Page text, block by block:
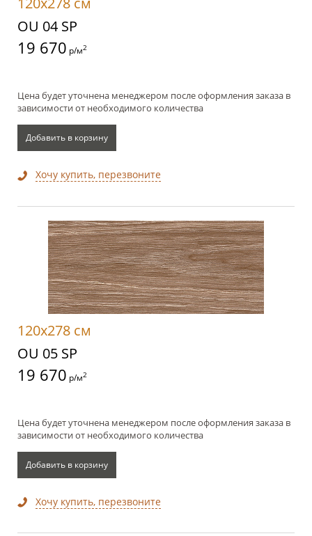
OU 04 SP
19 670 р/м2
Цена будет уточнена менеджером после оформления заказа в
зависимости от необходимого количества
Добавить в корзину
Хочу купить, перезвоните
120x278 см
OU 05 SP
19 670 р/м2
Цена будет уточнена менеджером после оформления заказа в
зависимости от необходимого количества
Добавить в корзину
Хочу купить, перезвоните